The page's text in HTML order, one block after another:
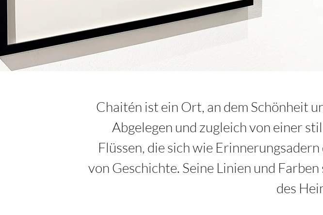
Chaitén ist ein Ort, an dem Schönheit
Abgelegen und zugleich von einer
Flüssen, die sich wie
von Geschichte. Seine Linien und
des